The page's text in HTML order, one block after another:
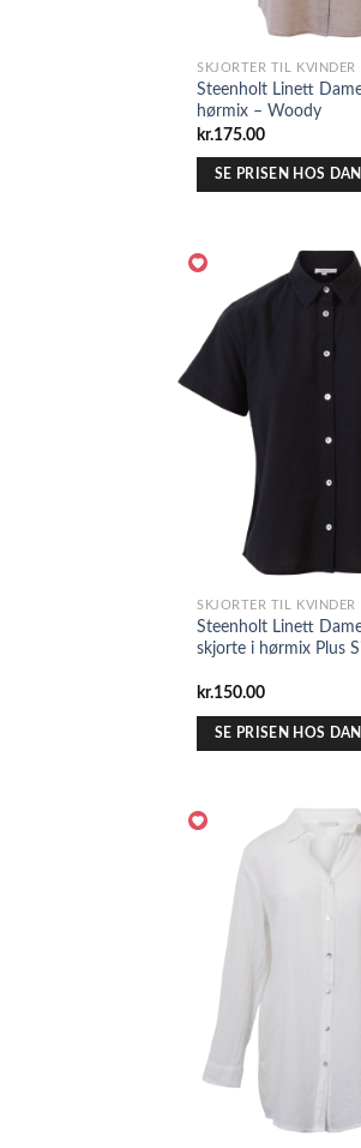
SKJORTER TIL KVINDER
Steenholt Linett
hørmix – Woody
kr.175.00
SE PRISEN HOS
SKJORTER TIL KVINDER
Steenholt Linett
skjorte i hørmix Plus
kr.150.00
SE PRISEN HOS